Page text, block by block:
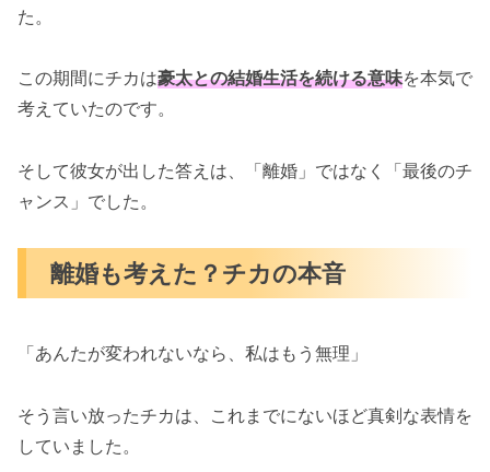
た。
この期間にチカは豪太との結婚生活を続ける意味を本気で
考えていたのです。
そして彼女が出した答えは、「離婚」ではなく「最後のチ
ャンス」でした。
離婚も考えた？チカの本音
「あんたが変われないなら、私はもう無理」
そう言い放ったチカは、これまでにないほど真剣な表情を
していました。